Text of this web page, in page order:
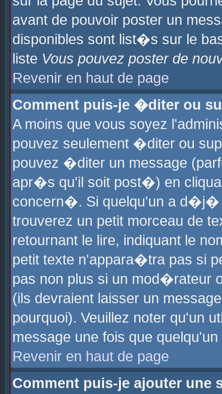
avant de pouvoir poster un
disponibles sont list�s sur le
liste Vous pouvez poster de
Revenir en haut de page
Comment puis-je �diter ou
A moins que vous soyez
pouvez seulement �diter ou
pouvez �diter un message
apr�s qu'il soit post�) en
concern�. Si quelqu'un a
trouverez un petit morceau de
retournant le lire, indiquant le
petit texte n'appara�tra pas si
pas non plus si un mod�rateur
(ils devraient laisser un
pourquoi). Veuillez noter qu'un
message une fois que
Revenir en haut de page
Comment puis-je ajouter une